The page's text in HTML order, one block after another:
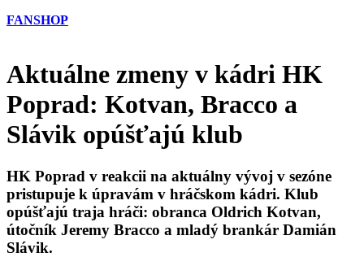
FANSHOP
Aktuálne zmeny v kádri HK
Poprad: Kotvan, Bracco a
Slávik opúšťajú klub
HK Poprad v reakcii na aktuálny vývoj v sezóne
pristupuje k úpravám v hráčskom kádri. Klub
opúšťajú traja hráči: obranca Oldrich Kotvan,
útočník Jeremy Bracco a mladý brankár Damián
Slávik.